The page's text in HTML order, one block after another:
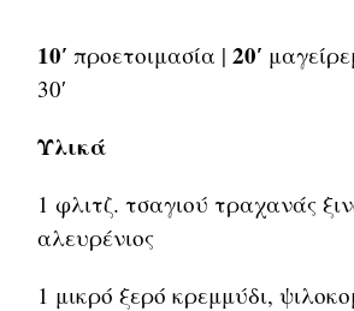
10′προετοιμασία | 20′
30′
Υλικά
1 φλιτζ. τσαγιού τραχανάς
αλευρένιος
1 μικρό ξερό κρεμμύδι,